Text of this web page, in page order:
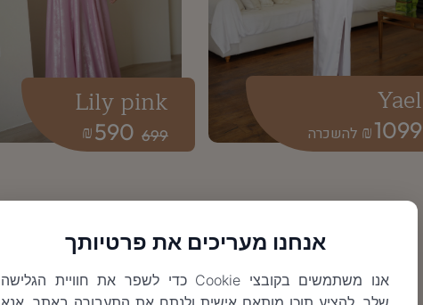
1099
₪
Yael
699
590
₪
Lily pink
אנחנו מעריכים את פרטיותך
אנו משתמשים בקובצי Cookie כדי לשפר את חוויית הגלישה